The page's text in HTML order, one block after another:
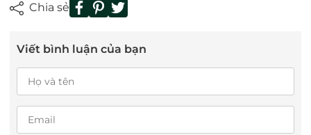
Chia sẻ
Viết bình luận của bạn